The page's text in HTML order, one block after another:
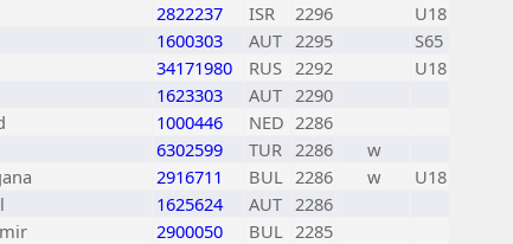
2822237 ISR 2296
U18
1600303 AUT 2295
S65
34171980 RUS 2292
U18
1623303 AUT 2290
1000446 NED 2286
6302599 TUR 2286
w
2916711 BUL 2286 w
U18
1625624 AUT 2286
2900050 BUL 2285